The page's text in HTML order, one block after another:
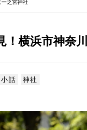
之宮神社
！横浜市神奈
小話
神社